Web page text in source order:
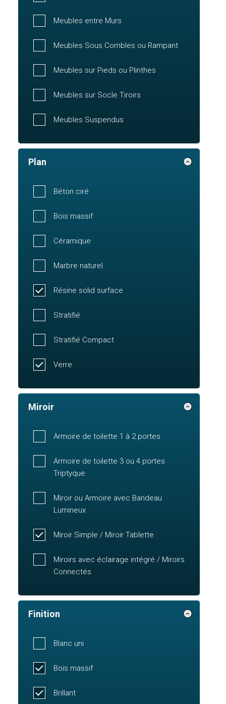
Meubles entre Murs
Meubles Sous Combles ou Rampant
Meubles sur Pieds ou Plinthes
Meubles sur Socle Tiroirs
Meubles Suspendus
Plan
Béton ciré
Bois massif
Céramique
Marbre naturel
Résine solid surface
Stratifié
Stratifié Compact
Verre
Miroir
Armoire de toilette 1 à 2 portes
Armoire de toilette 3 ou 4 portes
Triptyque
Miroir ou Armoire avec Bandeau
Lumineux
Miroir Simple / Miroir Tablette
Miroirs avec éclairage intégré / Miroirs
Connectés
Finition
Blanc uni
Bois massif
Brillant